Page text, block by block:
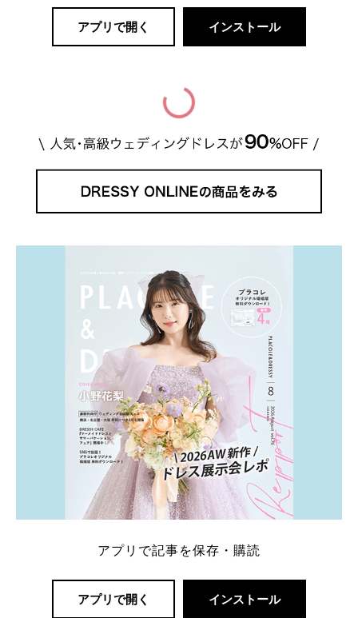
アプリで開く インストール
アプリで記事を保存・購読
アプリで開く インストール